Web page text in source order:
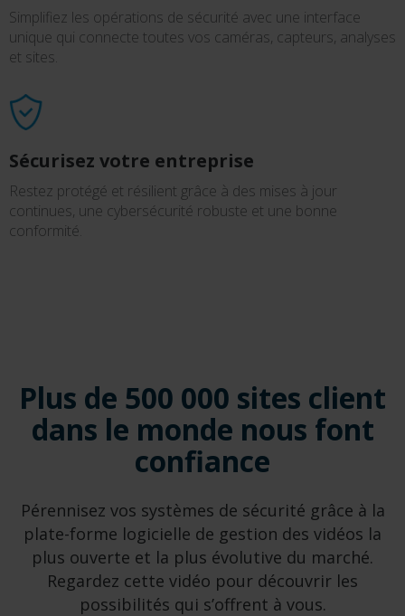
Simplifiez les opérations de sécurité avec une interface
unique qui connecte toutes vos caméras, capteurs, analyses
et sites.
Sécurisez votre entreprise
Restez protégé et résilient grâce à des mises à jour
continues, une cybersécurité robuste et une bonne
conformité.
Plus de 500 000 sites client
dans le monde nous font
confiance
Pérennisez vos systèmes de sécurité grâce à la
plate-forme logicielle de gestion des vidéos la
plus ouverte et la plus évolutive du marché.
Regardez cette vidéo pour découvrir les
possibilités qui s’offrent à vous.